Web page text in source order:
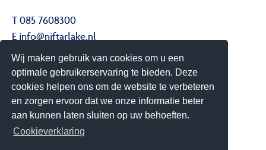
Wij maken gebruik van cookies om u een
optimale gebruikerservaring te bieden. Deze
cookies helpen ons om de website te verbeteren
en zorgen ervoor dat we onze informatie beter
aan kunnen laten sluiten op uw behoeften.
Cookieverklaring
T 085 7608300
Einfo@niftarlake.nl
Volg ons ook op:
Twitter
Youtube
Het Niftarlake College heeft het predicaat Technasium